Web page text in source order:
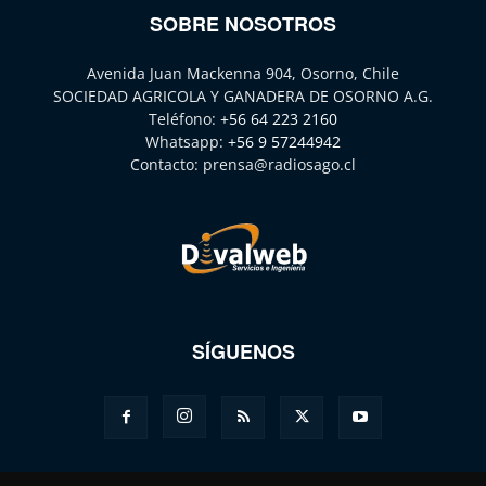
SOBRE NOSOTROS
Avenida Juan Mackenna 904, Osorno, Chile
SOCIEDAD AGRICOLA Y GANADERA DE OSORNO A.G.
Teléfono: +56 64 223 2160
Whatsapp: +56 9 57244942
Contacto: prensa@radiosago.cl
SÍGUENOS